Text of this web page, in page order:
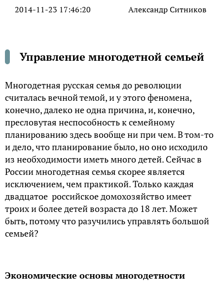
2014-11-23 17:46:20 Александр Ситников
Управление многодетной семьей
Многодетная русская семья до революции
считалась вечной темой, и у этого феномена,
конечно, далеко не одна причина, и, конечно,
пресловутая неспособность к семейному
планированию здесь вообще ни при чем. В том-то
и дело, что планирование было, но оно исходило
из необходимости иметь много детей. Сейчас в
России многодетная семья скорее является
исключением, чем практикой. Только каждая
двадцатое российское домохозяйство имеет
троих и более детей возраста до 18 лет. Может
быть, потому что разучились управлять большой
семьей?
Экономические основы многодетности